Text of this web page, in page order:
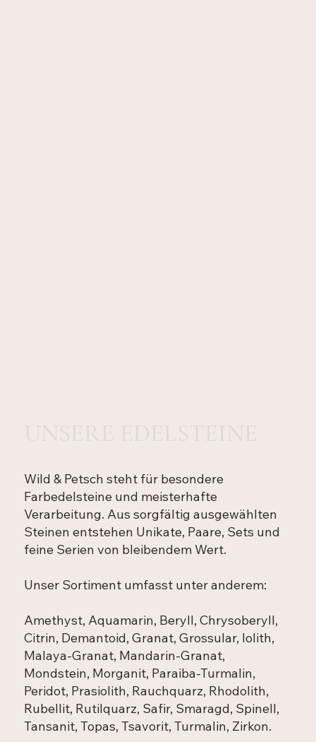
Wild & Petsch steht für besondere
Farbedelsteine und meisterhafte
Verarbeitung. Aus sorgfältig ausgewählten
Steinen entstehen Unikate, Paare, Sets und
feine Serien von bleibendem Wert.
Unser Sortiment umfasst unter anderem:
Amethyst, Aquamarin, Beryll, Chrysoberyll,
Citrin, Demantoid, Granat, Grossular, Iolith,
Malaya-Granat, Mandarin-Granat,
Mondstein, Morganit, Paraiba-Turmalin,
Peridot, Prasiolith, Rauchquarz, Rhodolith,
Rubellit, Rutilquarz, Safir, Smaragd, Spinell,
Tansanit, Topas, Tsavorit, Turmalin, Zirkon.